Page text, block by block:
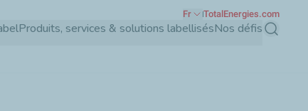
Produits, services & solutions labellisésNos défis
Fr TotalEnergies.com